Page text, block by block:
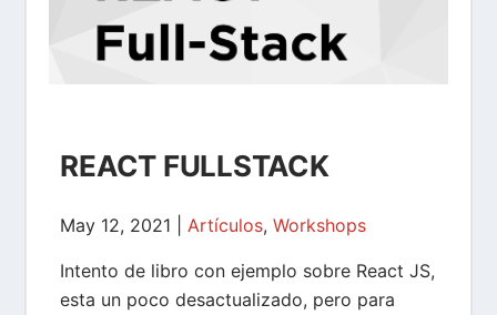
REACT FULLSTACK
May 12, 2021 |Artículos,Workshops
Intento de libro con ejemplo sobre React JS,
esta un poco desactualizado, pero para